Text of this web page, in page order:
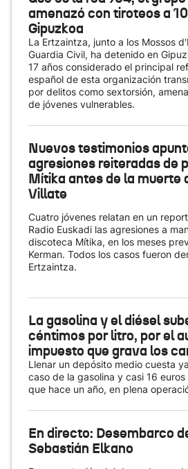
amenazó con tiroteos a
Gipuzkoa
La Ertzaintza, junto a los Mossos
Guardia Civil, ha detenido en
17 años considerado el principal
español de esta organización
por delitos como sextorsión,
de jóvenes vulnerables.
Nuevos testimonios
agresiones reiteradas de
Mítika antes de la muerte
Villate
Cuatro jóvenes relatan en un
Radio Euskadi las agresiones a
discoteca Mítika, en los meses
Kerman. Todos los casos fueron
Ertzaintza.
La gasolina y el diésel
céntimos por litro, por el
impuesto que grava los
Llenar un depósito medio cuesta
caso de la gasolina y casi 16
que hace un año, en plena
En directo: Desembarco
Sebastián Elkano